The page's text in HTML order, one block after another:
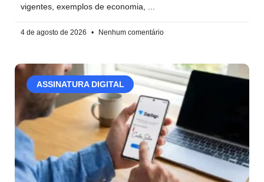
vigentes, exemplos de economia,
4 de agosto de 2026 Nenhum comentário
ASSINATURA DIGITAL